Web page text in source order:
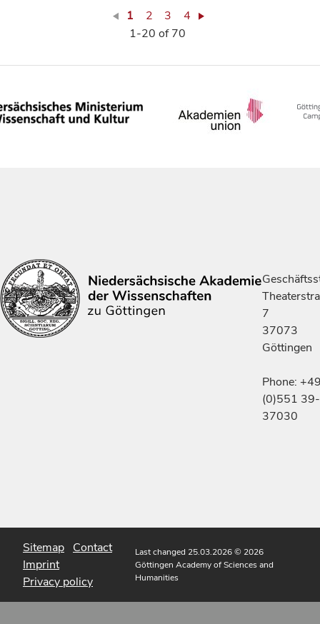
1 2 3
4
1-20 of 70
7
37073
Göttingen
Phone:
(0)551 39-
37030
Sitemap Contact
Imprint
Privacy policy
Last changed 25.03.2026© 2026
Göttingen Academy of Sciences and
Humanities